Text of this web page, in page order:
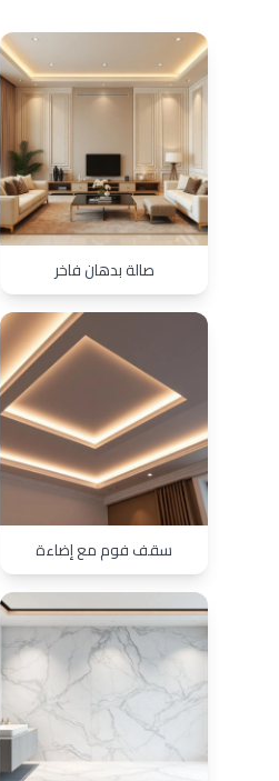
صالة بدهان فاخر
سقف فوم مع إضاءة